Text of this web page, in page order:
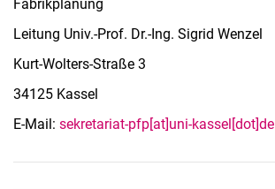
Fabrikplanung
Leitung Univ.-Prof. Dr.-Ing. Sigrid Wenzel
Kurt-Wolters-Straße 3
34125 Kassel
E-Mail: sekretariat-pfp[at]uni-kassel[dot]de